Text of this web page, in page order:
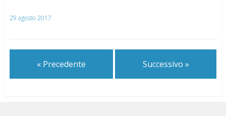
29 agosto 2017
« Precedente Successivo »